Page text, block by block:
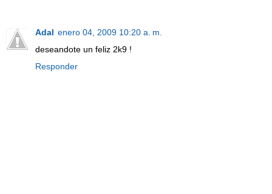
Adal enero 04, 2009 10:20 a. m.
deseandote un feliz 2k9 !
Responder